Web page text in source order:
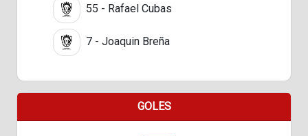
55 - Rafael Cubas
7 - Joaquin Breña
GOLES